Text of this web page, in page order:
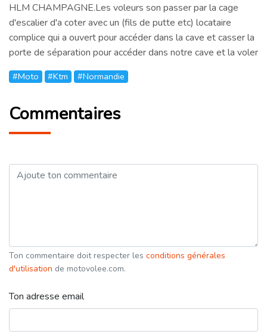
HLM CHAMPAGNE.Les voleurs son passer par la cage
d'escalier d'a coter avec un (fils de putte etc) locataire
complice qui a ouvert pour accéder dans la cave et casser la
porte de séparation pour accéder dans notre cave et la voler
#Moto #Ktm #Normandie
Commentaires
Ton commentaire doit respecter les conditions générales
d'utilisation de motovolee.com.
Ton adresse email